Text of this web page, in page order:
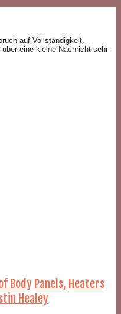
auf Vollständigkeit.
eine kleine Nachricht sehr
Body Panels, Heaters
Healey